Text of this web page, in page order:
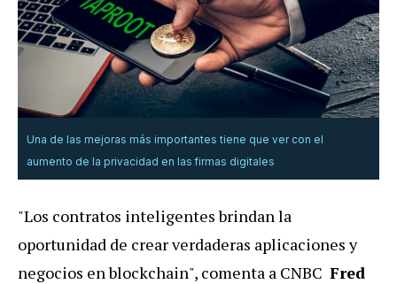
Una de las mejoras más importantes tiene que ver con el
aumento de la privacidad en las firmas digitales
"Los contratos inteligentes brindan la
oportunidad de crear verdaderas aplicaciones y
negocios en blockchain", comenta a CNBC Fred